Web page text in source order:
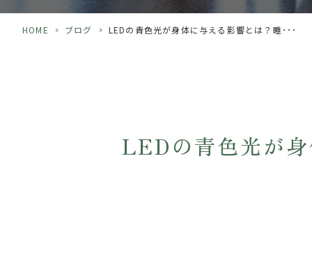
HOME > ブログ > LEDの青色光が身体に与える影響とは？睡･･･
LEDの青色光が